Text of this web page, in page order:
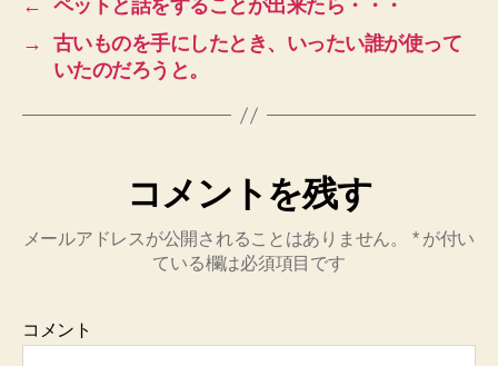
←
ペットと話をすることが出来たら・・・
→
古いものを手にしたとき、いったい誰が使って
いたのだろうと。
コメントを残す
メールアドレスが公開されることはありません。 *が付い
ている欄は必須項目です
コメント